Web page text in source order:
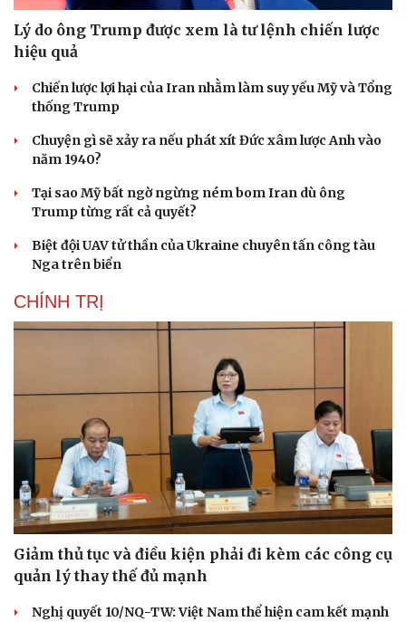
Lý do ông Trump được xem là tư lệnh chiến lược
hiệu quả
Chiến lược lợi hại của Iran nhằm làm suy yếu Mỹ và Tổng
thống Trump
Chuyện gì sẽ xảy ra nếu phát xít Đức xâm lược Anh vào
năm 1940?
Tại sao Mỹ bất ngờ ngừng ném bom Iran dù ông
Trump từng rất cả quyết?
Biệt đội UAV tử thần của Ukraine chuyên tấn công tàu
Nga trên biển
CHÍNH TRỊ
Giảm thủ tục và điều kiện phải đi kèm các công cụ
quản lý thay thế đủ mạnh
Nghị quyết 10/NQ-TW: Việt Nam thể hiện cam kết mạnh